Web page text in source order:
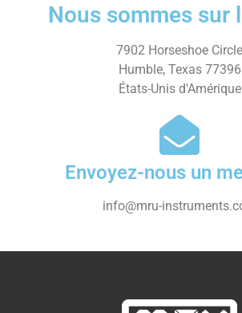
Nous sommes sur
7902 Horseshoe Circle
Humble, Texas 77396
États-Unis d'Amérique
Envoyez-nous un
info@mru-